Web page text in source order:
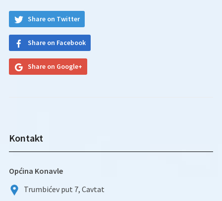
Share on Twitter
Share on Facebook
Share on Google+
Kontakt
Općina Konavle
Trumbićev put 7, Cavtat